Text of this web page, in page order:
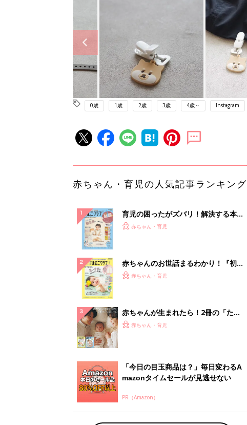
0歳 1歳 2歳 3歳 4歳～ Instagram
赤ちゃん・育児の人気記事ランキング
育児の困ったがズバリ！解決する本
『ひよこクラブ 秋号』 4カ月～2才
赤ちゃん・育児
赤ちゃんのお世話まるわかり！『初め
てのひよこクラブ 夏号』〈巻頭大特
赤ちゃん・育児
赤ちゃんが生まれたら！2冊の「たま
ひよ」
赤ちゃん・育児
「今日の目玉商品は？」毎日変わるA
mazonタイムセールが見逃せない
PR（Amazon）